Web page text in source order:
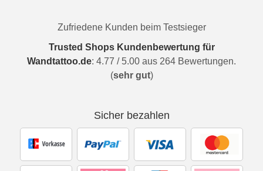
Zufriedene Kunden beim Testsieger
Trusted Shops Kundenbewertung für
Wandtattoo.de: 4.77 / 5.00 aus 264 Bewertungen.
(sehr gut)
Sicher bezahlen